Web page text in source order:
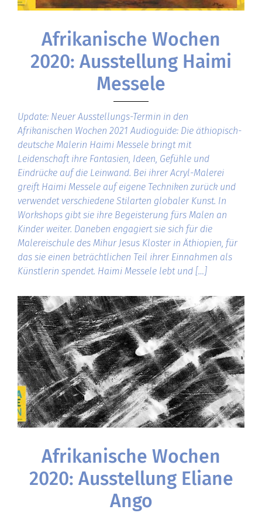
Afrikanische Wochen
2020: Ausstellung Haimi
Messele
Update: Neuer Ausstellungs-Termin in den
Afrikanischen Wochen 2021 Audioguide: Die äthiopisch-
deutsche Malerin Haimi Messele bringt mit
Leidenschaft ihre Fantasien, Ideen, Gefühle und
Eindrücke auf die Leinwand. Bei ihrer Acryl-Malerei
greift Haimi Messele auf eigene Techniken zurück und
verwendet verschiedene Stilarten globaler Kunst. In
Workshops gibt sie ihre Begeisterung fürs Malen an
Kinder weiter. Daneben engagiert sie sich für die
Malereischule des Mihur Jesus Kloster in Äthiopien, für
das sie einen beträchtlichen Teil ihrer Einnahmen als
Künstlerin spendet. Haimi Messele lebt und […]
Afrikanische Wochen
2020: Ausstellung Eliane
Ango